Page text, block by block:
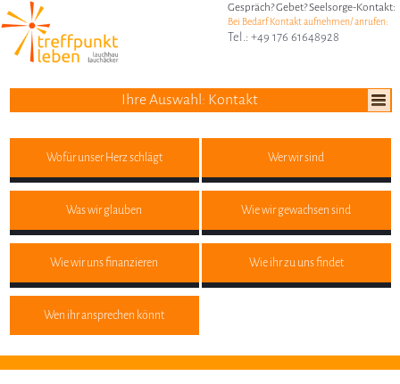
Gespräch? Gebet? Seelsorge-Kontakt:
Bei Bedarf Kontakt aufnehmen/ anrufen:
Tel.: +49 176 61648928
Ihre Auswahl: Kontakt
Wofür unser Herz schlägt Wer wir sind
Was wir glauben Wie wir gewachsen sind
Wie wir uns finanzieren Wie ihr zu uns findet
Wen ihr ansprechen könnt